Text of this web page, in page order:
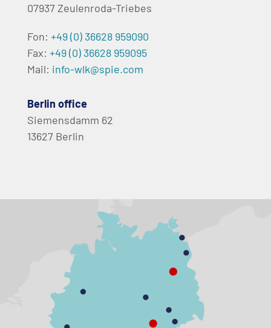
07937 Zeulenroda-Triebes
Berlin office
Siemensdamm 62
13627 Berlin
Fon: +49 (0) 36628 959090
Fax: +49 (0) 36628 959095
Mail: info-wlk@spie.com